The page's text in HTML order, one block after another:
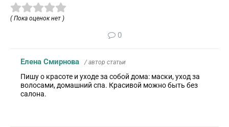
( Пока оценок нет )
0
Елена Смирнова / автор статьи
Пишу о красоте и уходе за собой дома: маски, уход за
волосами, домашний спа. Красивой можно быть без
салона.